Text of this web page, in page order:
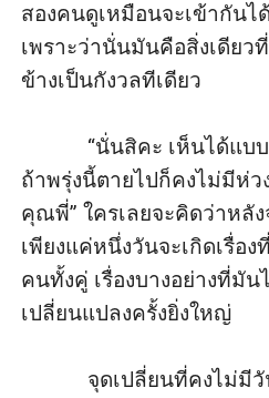
สองคนดูเหมือนจะเข้ากัน
เพราะว่านั่นมันคือสิ่งเดียว
ข้างเป็นกังวลทีเดียว
“นั่นสิคะ เห็นได้แบบนี้
ถ้าพรุ่งนี้ตายไปก็คงไม่มีห่ว
คุณพี่” ใครเลยจะคิดว่าหลั
เพียงแค่หนึ่งวันจะเกิดเรื่อ
คนทั้งคู่ เรื่องบางอย่างที่มัน
เปลี่ยนแปลงครั้งยิ่งใหญ่
จุดเปลี่ยนที่คงไม่มีวัน